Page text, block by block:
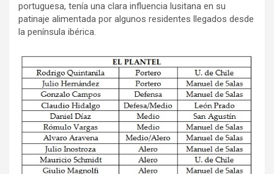
portuguesa, tenía una clara influencia lusitana en su
patinaje alimentada por algunos residentes llegados desde
la península ibérica.